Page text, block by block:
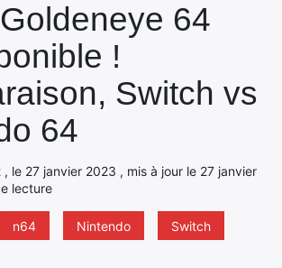
64
!
Switch vs
64
le 27 janvier 2023 , mis à jour le 27 janvier
lecture
n64 Nintendo
Switch